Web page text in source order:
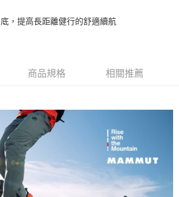
星展（台灣）商業銀行
含以上)免運費
含以上)免運費
，提高長距離健行的舒適續航
商品規格 相關推薦